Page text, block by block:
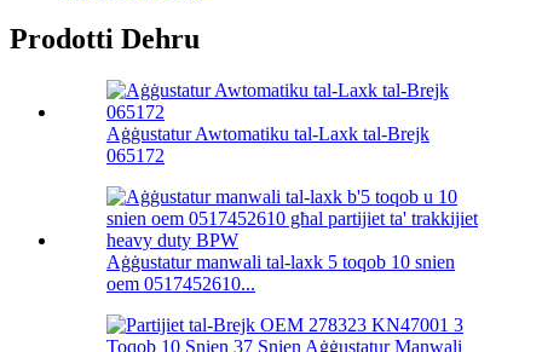
Prodotti Dehru
Aġġustatur Awtomatiku tal-Laxk tal-Brejk
065172
Aġġustatur manwali tal-laxk 5 toqob 10 snien
oem 0517452610...